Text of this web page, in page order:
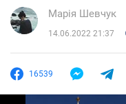
Марія Шевчук
14.06.2022 21:37
16539